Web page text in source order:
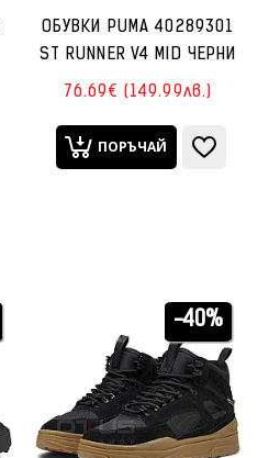
ОБУВКИ PUMA 40289301
ST RUNNER V4 MID ЧЕРНИ
76.69€ (149.99лв.)
ПОРЪЧАЙ
-40%